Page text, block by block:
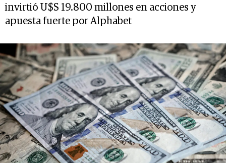
invirtió U$S 19.800 millones en acciones y
apuesta fuerte por Alphabet